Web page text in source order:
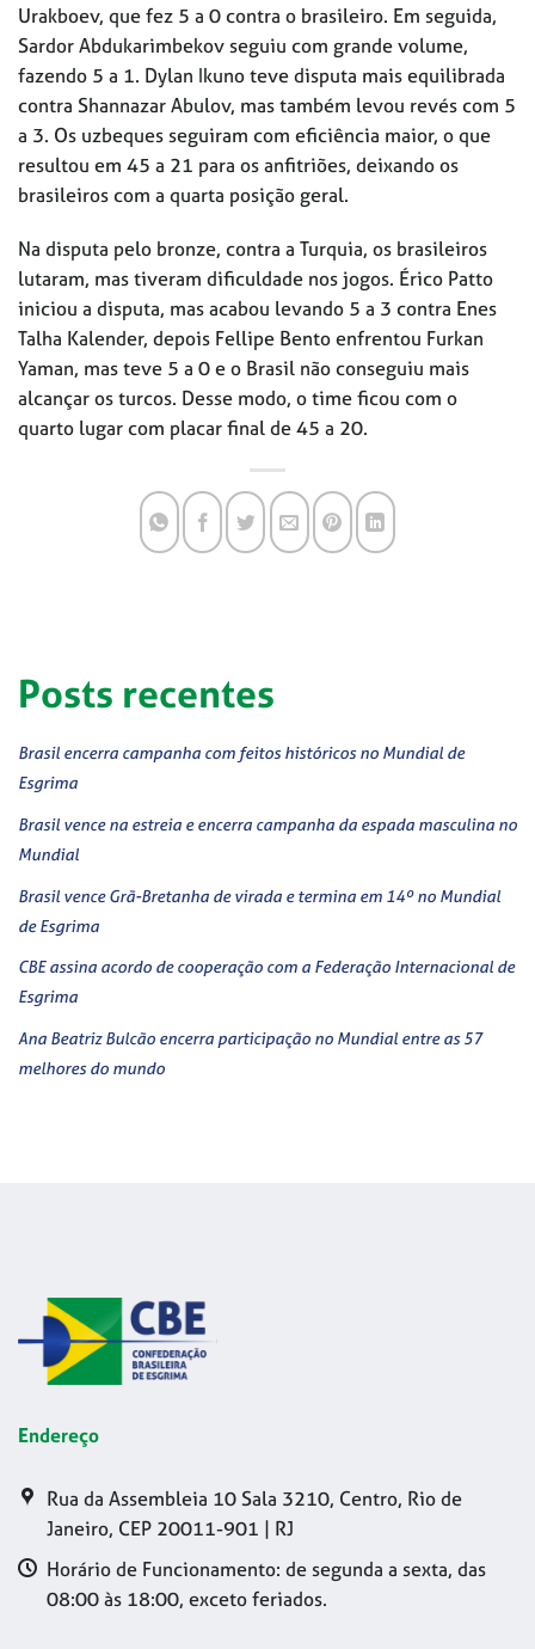
Urakboev, que fez 5 a 0 contra o brasileiro. Em seguida,
Sardor Abdukarimbekov seguiu com grande volume,
fazendo 5 a 1. Dylan Ikuno teve disputa mais equilibrada
contra Shannazar Abulov, mas também levou revés com 5
a 3. Os uzbeques seguiram com eficiência maior, o que
resultou em 45 a 21 para os anfitriões, deixando os
brasileiros com a quarta posição geral.
Na disputa pelo bronze, contra a Turquia, os brasileiros
lutaram, mas tiveram dificuldade nos jogos. Érico Patto
iniciou a disputa, mas acabou levando 5 a 3 contra Enes
Talha Kalender, depois Fellipe Bento enfrentou Furkan
Yaman, mas teve 5 a 0 e o Brasil não conseguiu mais
alcançar os turcos. Desse modo, o time ficou com o
quarto lugar com placar final de 45 a 20.
Posts recentes
Brasil encerra campanha com feitos históricos no Mundial de
Esgrima
Brasil vence na estreia e encerra campanha da espada masculina no
Mundial
Brasil vence Grã-Bretanha de virada e termina em 14º no Mundial
de Esgrima
CBE assina acordo de cooperação com a Federação Internacional de
Esgrima
Ana Beatriz Bulcão encerra participação no Mundial entre as 57
melhores do mundo
Endereço
Rua da Assembleia 10 Sala 3210, Centro, Rio de
Janeiro, CEP 20011-901 | RJ
Horário de Funcionamento: de segunda a sexta, das
08:00 às 18:00, exceto feriados.